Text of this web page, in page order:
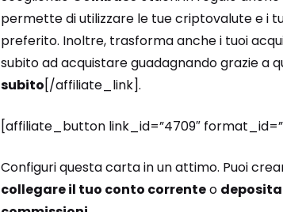
permette di utilizzare le tue criptovalute e i
preferito. Inoltre, trasforma anche i tuoi
subito ad acquistare guadagnando grazie a
subito[/affiliate_link].
[affiliate_button link_id=”4709″
Configuri questa carta in un attimo. Puoi
collegare il tuo conto correnteo